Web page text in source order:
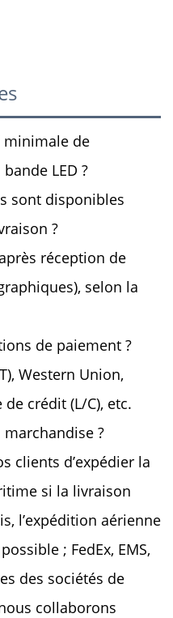
minimale de
LED ?
sont disponibles
?
réception de
selon la
de paiement ?
Western Union,
crédit (L/C), etc.
?
clients d’expédier la
si la livraison
l’expédition aérienne
; FedEx, EMS,
des sociétés de
collaborons